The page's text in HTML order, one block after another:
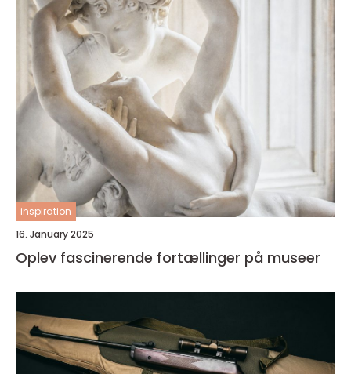
inspiration
16. January 2025
Oplev fascinerende fortællinger på museer